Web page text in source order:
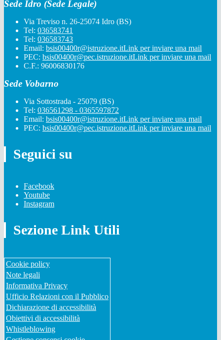
Sede Idro (Sede Legale)
Via Treviso n. 26-25074 Idro (BS)
Tel: 036583741
Tel: 036583743
Email: bsis00400r@istruzione.itLink per inviare una mail
PEC: bsis00400r@pec.istruzione.itLink per inviare una mail
C.F.: 96006830176
Sede Vobarno
Via Sottostrada - 25079 (BS)
Tel: 036561298 - 0365597872
Email: bsis00400r@istruzione.itLink per inviare una mail
PEC: bsis00400r@pec.istruzione.itLink per inviare una mail
Seguici su
Facebook
Youtube
Instagram
Sezione Link Utili
Cookie policy
Note legali
Informativa Privacy
Ufficio Relazioni con il Pubblico
Dichiarazione di accessibilità
Obiettivi di accessibilità
Whistleblowing